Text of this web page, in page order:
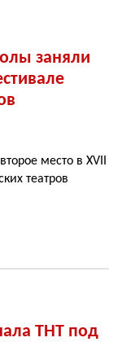
заняли
место в XVII
театров
ТНТ под